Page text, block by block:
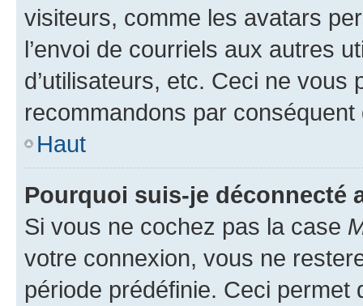
visiteurs, comme les avatars
l’envoi de courriels aux autres
d’utilisateurs, etc. Ceci ne vous
recommandons par conséquent
Haut
Pourquoi suis-je déconnecté
Si vous ne cochez pas la case
votre connexion, vous ne
période prédéfinie. Ceci permet